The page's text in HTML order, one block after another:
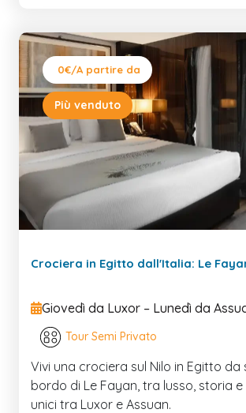
0€/A partire da
Più venduto
Crociera in Egitto dall'Italia: Le
Giovedì da Luxor – Lunedì da
Tour Semi Privato
Vivi una crociera sul Nilo in Egitto da
bordo di Le Fayan, tra lusso, storia
unici tra Luxor e Assuan.